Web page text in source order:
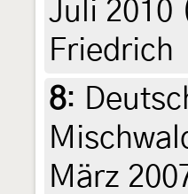
Juli 2010
Friedrich
8:
März